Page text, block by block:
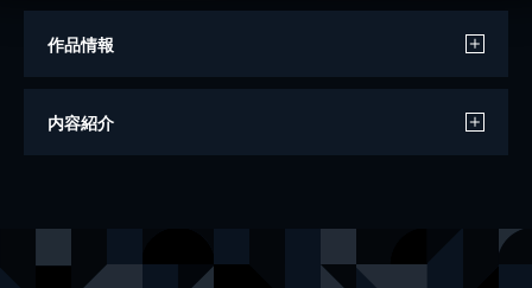
作品情報
著者
内容紹介